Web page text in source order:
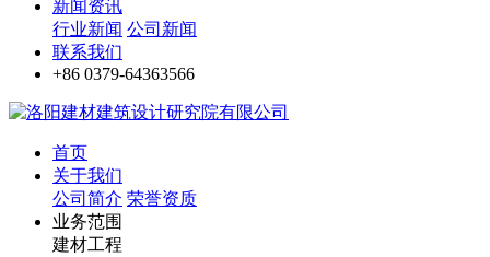
新闻资讯
行业新闻 公司新闻
联系我们
+86 0379-64363566
首页
关于我们
公司简介 荣誉资质
业务范围
建材工程